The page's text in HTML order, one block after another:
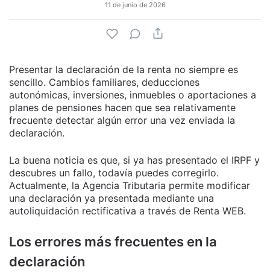
11 de junio de 2026
Presentar la declaración de la renta no siempre es
sencillo. Cambios familiares, deducciones
autonómicas, inversiones, inmuebles o aportaciones a
planes de pensiones hacen que sea relativamente
frecuente detectar algún error una vez enviada la
declaración.
La buena noticia es que, si ya has presentado el IRPF y
descubres un fallo, todavía puedes corregirlo.
Actualmente, la Agencia Tributaria permite modificar
una declaración ya presentada mediante una
autoliquidación rectificativa a través de Renta WEB.
Los errores más frecuentes en la
declaración